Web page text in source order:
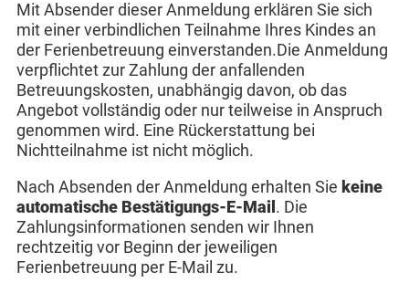
Mit Absender dieser Anmeldung erklären Sie sich
mit einer verbindlichen Teilnahme Ihres Kindes an
der Ferienbetreuung einverstanden.Die Anmeldung
verpflichtet zur Zahlung der anfallenden
Betreuungskosten, unabhängig davon, ob das
Angebot vollständig oder nur teilweise in Anspruch
genommen wird. Eine Rückerstattung bei
Nichtteilnahme ist nicht möglich.
Nach Absenden der Anmeldung erhalten Sie keine
automatische Bestätigungs-E-Mail . Die
Zahlungsinformationen senden wir Ihnen
rechtzeitig vor Beginn der jeweiligen
Ferienbetreuung per E-Mail zu.